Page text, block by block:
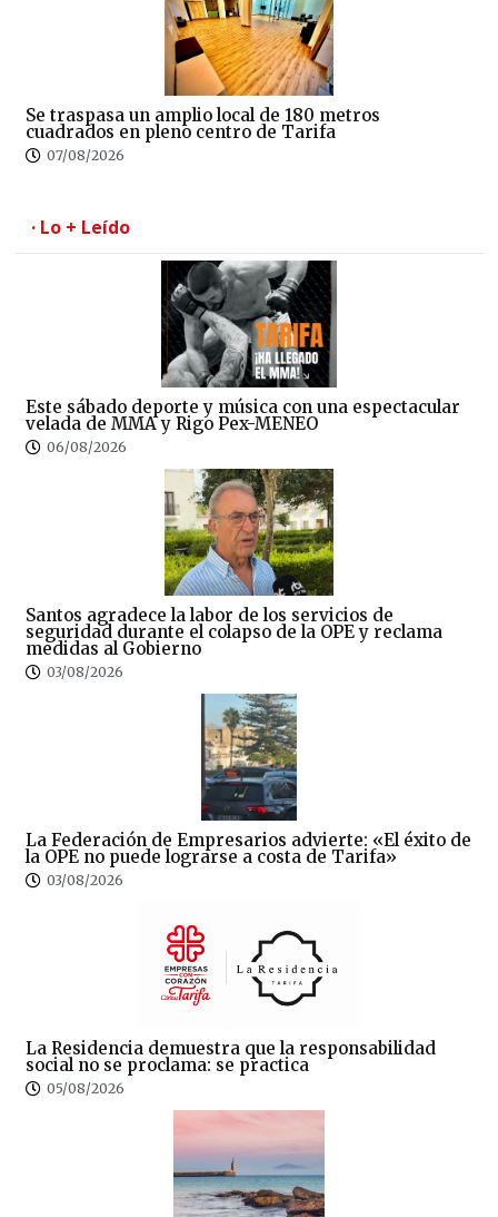
Se traspasa un amplio local de 180 metros
cuadrados en pleno centro de Tarifa
07/08/2026
· Lo + Leído
Este sábado deporte y música con una espectacular
velada de MMA y Rigo Pex-MENEO
06/08/2026
Santos agradece la labor de los servicios de
seguridad durante el colapso de la OPE y reclama
medidas al Gobierno
03/08/2026
La Federación de Empresarios advierte: «El éxito de
la OPE no puede lograrse a costa de Tarifa»
03/08/2026
La Residencia demuestra que la responsabilidad
social no se proclama: se practica
05/08/2026